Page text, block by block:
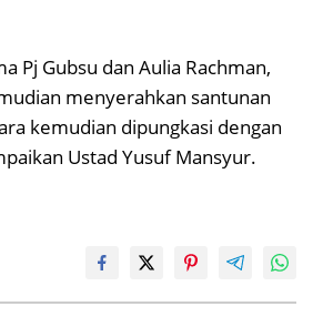
Pj Gubsu dan Aulia Rachman,
menyerahkan santunan
kemudian dipungkasi dengan
Ustad Yusuf Mansyur.